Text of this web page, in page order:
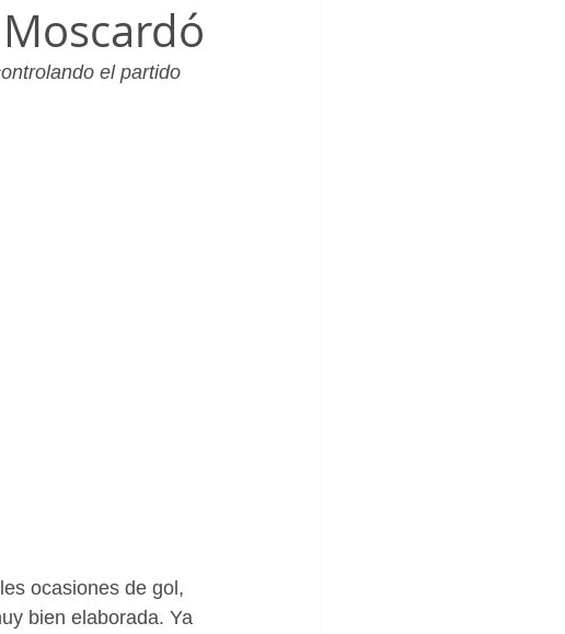
el partido
ocasiones de gol,
bien elaborada. Ya